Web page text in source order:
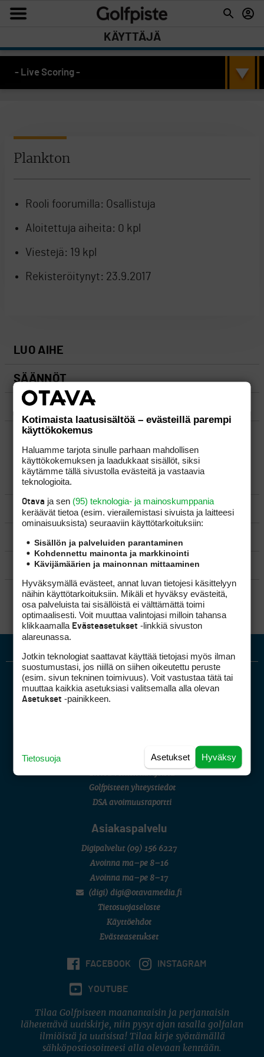
KÄYTTÄJÄ
- Live Scoring -
Plankton
Rooli foorumilla: Osallistuja
Aloitettuja aiheita: 0 kpl
Viestejä: 19 kpl
Rekisteröitynyt: 23.9.2017
LUO AIHE
SÄÄNNÖT
OHJEET
UUSIMMAT VIESTIKETJUT
YLEISTÄ
VÄLINEET
MATKAILU
KILPAGOLF & HARJOITTELU
SÄÄNNÖT
Mediahinnasto
Golfpisteen yhteystiedot
DSA avoimuusraportti
Asiakaspalvelu
Digipalvelut (09) 156 6227
Avoinna ma–pe 8–16
Avoinna ma–pe 8–17
(digi) digi@otavamedia.fi
Tietosuojaseloste
Käyttöehdot
Evästeasetukset
FACEBOOK INSTAGRAM
YOUTUBE
Tilaa Golfpisteen maanantaisin ja perjantaisin
lähetettävä uutiskirje, niin pysyt ajan tasalla golfalan
ilmiöistä ja uutisista! Tilaa kirje syöttämällä
sähköpostiosoitteesi alla olevaan kenttään.
Kotimaista laatusisältöä – evästeillä parempi
käyttökokemus
Haluamme tarjota sinulle parhaan mahdollisen
käyttökokemuksen ja laadukkaat sisällöt, siksi
käytämme tällä sivustolla evästeitä ja vastaavia
teknologioita.
Otava ja sen (95) teknologia- ja mainoskumppania
keräävät tietoa (esim. vierailemis­tasi sivuista ja laitteesi
ominaisuuk­sista) seuraaviin käyttötarkoituksiin:
Sisällön ja palveluiden parantaminen
Kohdennettu mainonta ja markkinointi
Kävijämäärien ja mainonnan mittaaminen
Hyväksymällä evästeet, annat luvan tietojesi käsittelyyn
näihin käyttötarkoituksiin. Mikäli et hyväksy evästeitä,
osa palveluista tai sisällöistä ei välttämättä toimi
optimaalisesti. Voit muuttaa valintojasi milloin tahansa
klikkaamalla Evästeasetukset -linkkiä sivuston
alareunassa.
Jotkin teknologiat saattavat käyttää tietojasi myös ilman
suostumustasi, jos niillä on siihen oikeutettu peruste
(esim. sivun tekninen toimivuus). Voit vastustaa tätä tai
muuttaa kaikkia asetuksiasi valitsemalla alla olevan
Asetukset -painikkeen.
Hyväksy
Asetukset
Tietosuoja